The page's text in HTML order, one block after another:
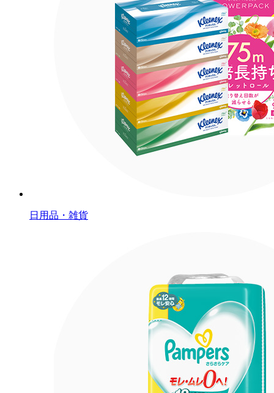
日用品・雑貨